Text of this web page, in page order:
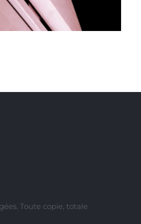
Toute copie, totale